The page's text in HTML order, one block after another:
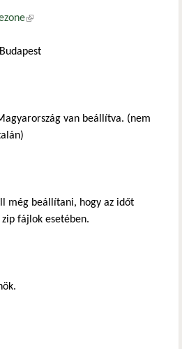
(külső hivatkozás)
van beállítva. (nem
még beállítani, hogy az időt
fájlok esetében.